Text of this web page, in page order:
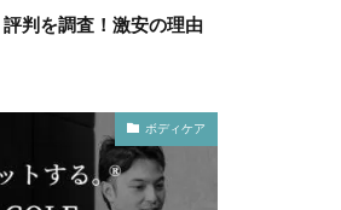
評判を調査！激安の理由
ボディケア